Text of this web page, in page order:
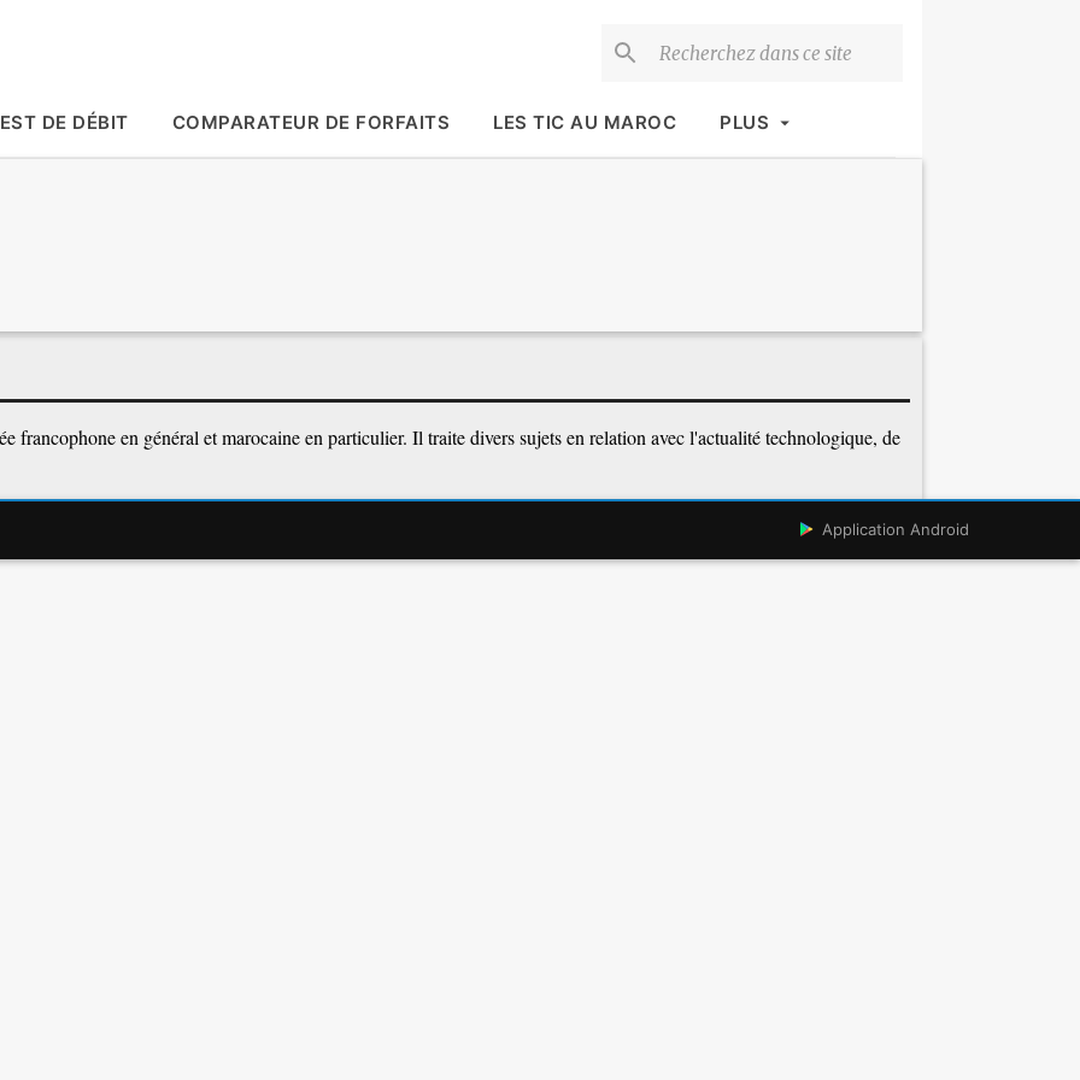
DE DÉBIT COMPARATEUR DE FORFAITS LES TIC AU MAROC PLUS
francophone en général et marocaine en particulier. Il traite divers sujets en relation avec l'actualité technologique, de
Application Android